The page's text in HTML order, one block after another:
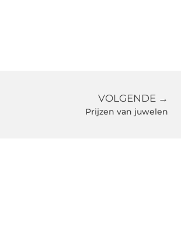
VOLGENDE →
Prijzen van juwelen